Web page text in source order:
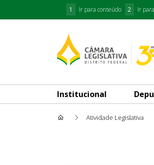
1 Ir para conteúdo 2 Ir
Institucional
Atividade Legislativa